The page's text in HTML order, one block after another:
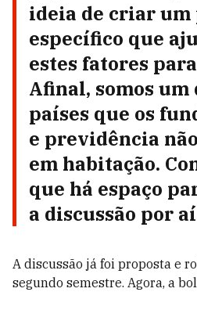
ideia de criar um
específico que
estes fatores
Afinal, somos um
países que os
e previdência
em habitação.
que há espaço
a discussão por
A discussão já foi proposta e
segundo semestre. Agora, a